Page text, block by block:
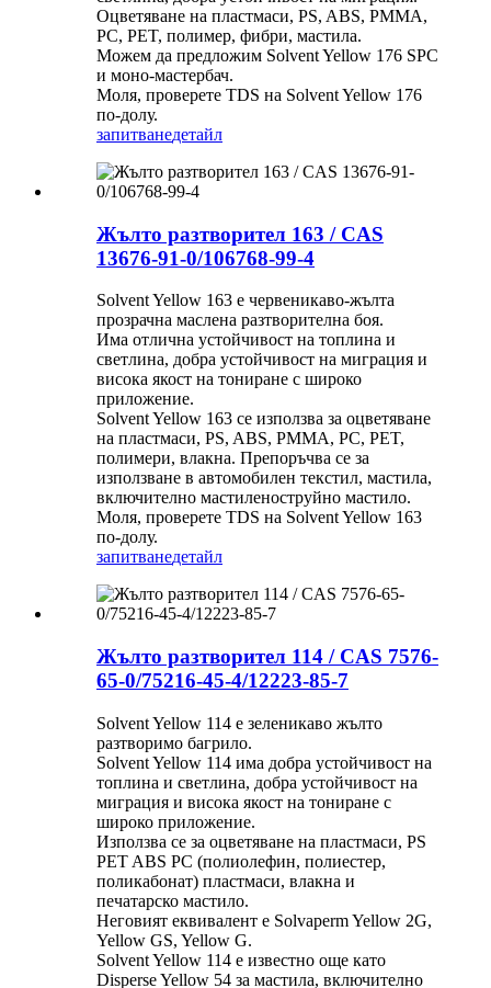
Оцветяване на пластмаси, PS, ABS, PMMA,
PC, PET, полимер, фибри, мастила.
Можем да предложим Solvent Yellow 176 SPC
и моно-мастербач.
Моля, проверете TDS на Solvent Yellow 176
по-долу.
запитванедетайл
Жълто разтворител 163 / CAS
13676-91-0/106768-99-4
Solvent Yellow 163 е червеникаво-жълта
прозрачна маслена разтворителна боя.
Има отлична устойчивост на топлина и
светлина, добра устойчивост на миграция и
висока якост на тониране с широко
приложение.
Solvent Yellow 163 се използва за оцветяване
на пластмаси, PS, ABS, PMMA, PC, PET,
полимери, влакна. Препоръчва се за
използване в автомобилен текстил, мастила,
включително мастиленоструйно мастило.
Моля, проверете TDS на Solvent Yellow 163
по-долу.
запитванедетайл
Жълто разтворител 114 / CAS 7576-
65-0/75216-45-4/12223-85-7
Solvent Yellow 114 е зеленикаво жълто
разтворимо багрило.
Solvent Yellow 114 има добра устойчивост на
топлина и светлина, добра устойчивост на
миграция и висока якост на тониране с
широко приложение.
Използва се за оцветяване на пластмаси, PS
PET ABS PC (полиолефин, полиестер,
поликабонат) пластмаси, влакна и
печатарско мастило.
Неговият еквивалент е Solvaperm Yellow 2G,
Yellow GS, Yellow G.
Solvent Yellow 114 е известно още като
Disperse Yellow 54 за мастила, включително